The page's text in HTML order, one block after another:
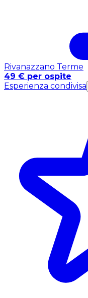
Rivanazzano Terme
49 € per ospite
Esperienza condivisa